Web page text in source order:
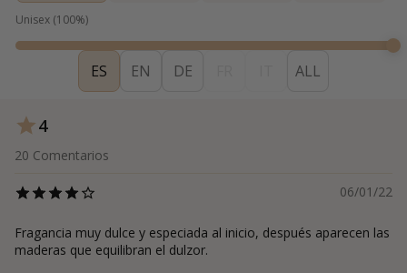
Unisex (100%)
ES EN DE ALL
4
20 Comentarios
06/01/22
Fragancia muy dulce y especiada al inicio, después aparecen las
maderas que equilibran el dulzor.